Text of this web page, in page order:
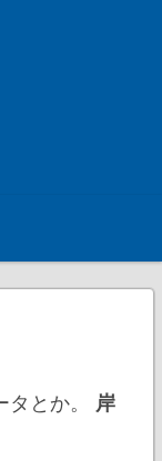
タとか。 岸